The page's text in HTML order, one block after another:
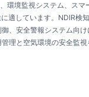
環境監視システム、ス
適しています。NDIR検
、安全警報システム向
理と空気環境の安全監視